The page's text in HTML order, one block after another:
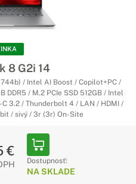
8 G2i 14
/ Intel AI Boost / Copilot+PC /
DDR5 / M.2 PCIe SSD 512GB / Intel
C 3.2 / Thunderbolt 4 / LAN / HDMI /
bit / sivý / 3r (3r) On-Site
€
Dostupnosť:
NA SKLADE